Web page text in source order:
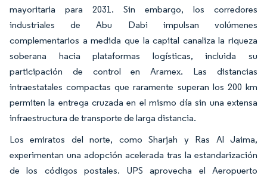
mayoritaria para 2031. Sin embargo, los corredores
industriales de Abu Dabi impulsan volúmenes
complementarios a medida que la capital canaliza la riqueza
soberana hacia plataformas logísticas, incluida su
participación de control en Aramex. Las distancias
intraestatales compactas que raramente superan los 200 km
permiten la entrega cruzada en el mismo día sin una extensa
infraestructura de transporte de larga distancia.
Los emiratos del norte, como Sharjah y Ras Al Jaima,
experimentan una adopción acelerada tras la estandarización
de los códigos postales. UPS aprovecha el Aeropuerto